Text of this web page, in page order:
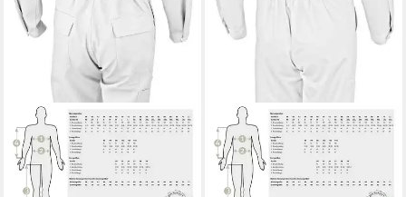
QUALITEX WORKWEAR
Arbeitsoverall classical
Rallyekombi -BW 270 g -
Strapazierfähig aus reiner
QUALITEX WORKWEAR
Arbeitsoverall
strapazierfähiger basic
Rallyekombi aus reiner